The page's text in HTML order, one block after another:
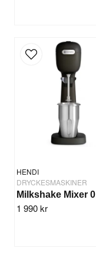
HENDI
DRYCKESMASKINER
1 990 kr